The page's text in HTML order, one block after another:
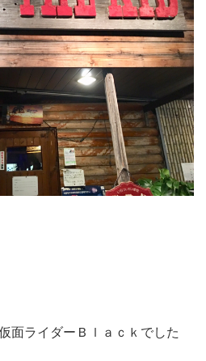
面ライダーＢｌａｃｋでした